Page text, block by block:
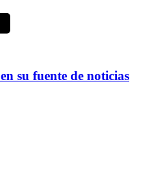
en su fuente de noticias